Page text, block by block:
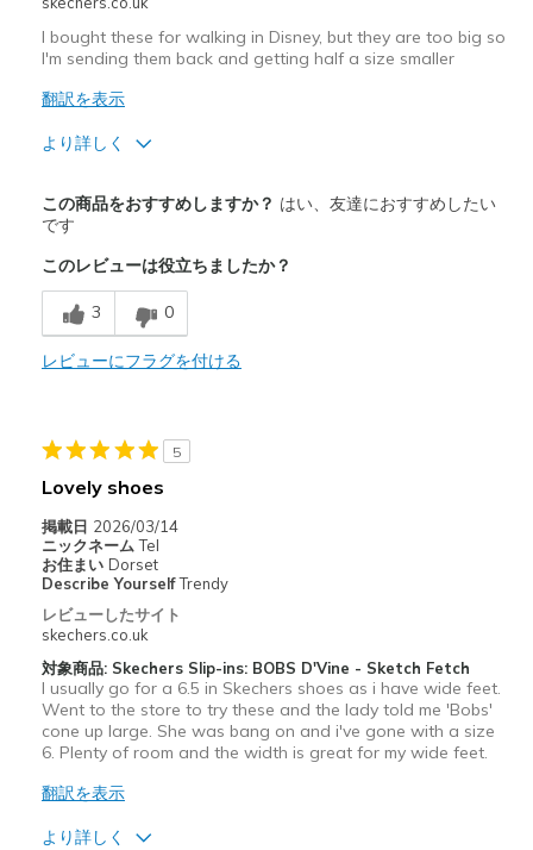
I bought these for walking in Disney, but they are too big so
I'm sending them back and getting half a size smaller
翻訳を表示
より詳しく
Attractive Design
Width
Feels true to width
Sizing
View On Shoes
この商品をおすすめしますか？ はい、友達におすすめしたい
です
このレビューは役立ちましたか？
3 0
レビューにフラグを付ける
5
Lovely shoes
掲載日 2026/03/14
ニックネーム Tel
お住まい Dorset
Describe YourselfTrendy
レビューしたサイト
skechers.co.uk
対象商品: Skechers Slip-ins: BOBS D'Vine - Sketch Fetch
I usually go for a 6.5 in Skechers shoes as i have wide feet.
Went to the store to try these and the lady told me 'Bobs'
cone up large. She was bang on and i've gone with a size
6. Plenty of room and the width is great for my wide feet.
翻訳を表示
より詳しく